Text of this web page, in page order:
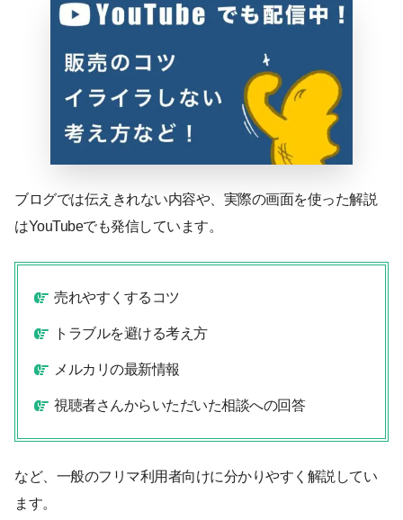
ブログでは伝えきれない内容や、実際の画面を使った解説
はYouTubeでも発信しています。
売れやすくするコツ
トラブルを避ける考え方
メルカリの最新情報
視聴者さんからいただいた相談への回答
など、一般のフリマ利用者向けに分かりやすく解説してい
ます。